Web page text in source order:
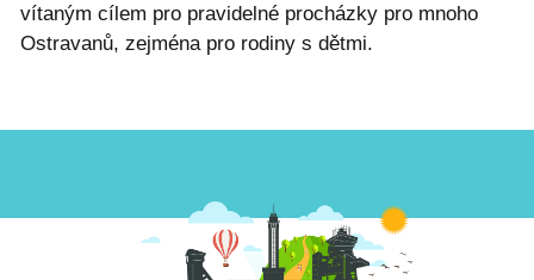
vítaným cílem pro pravidelné procházky pro mnoho
Ostravanů, zejména pro rodiny s dětmi.